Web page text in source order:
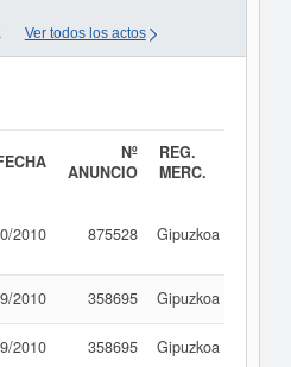
Ver todos los actos
Nº
ANUNCIO
REG.
MERC.
2010 875528 Gipuzkoa
2010 358695 Gipuzkoa
2010 358695 Gipuzkoa